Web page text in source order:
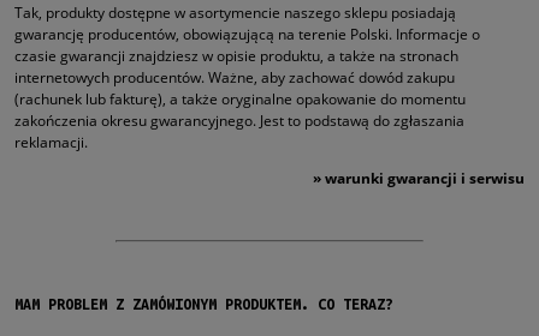
Tak, produkty dostępne w asortymencie naszego sklepu posiadają
gwarancję producentów, obowiązującą na terenie Polski. Informacje o
czasie gwarancji znajdziesz w opisie produktu, a także na stronach
internetowych producentów. Ważne, aby zachować dowód zakupu
(rachunek lub fakturę), a także oryginalne opakowanie do momentu
zakończenia okresu gwarancyjnego. Jest to podstawą do zgłaszania
reklamacji.
»warunki gwarancji i serwisu
MAM PROBLEM Z ZAMÓWIONYM PRODUKTEM. CO TERAZ?